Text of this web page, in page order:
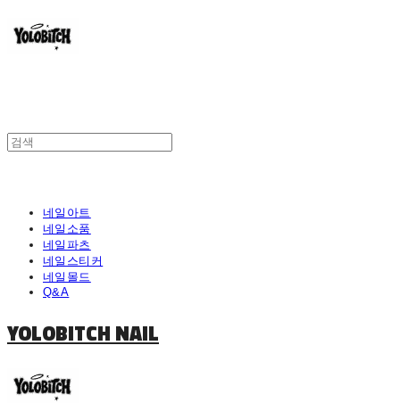
네일아트
네일소품
네일파츠
네일스티커
네일몰드
Q&A
YOLOBITCH NAIL